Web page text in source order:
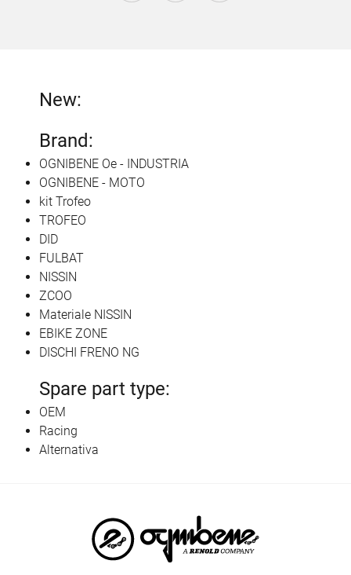
New:
Brand:
OGNIBENE Oe - INDUSTRIA
OGNIBENE - MOTO
kit Trofeo
TROFEO
DID
FULBAT
NISSIN
ZCOO
Materiale NISSIN
EBIKE ZONE
DISCHI FRENO NG
Spare part type:
OEM
Racing
Alternativa